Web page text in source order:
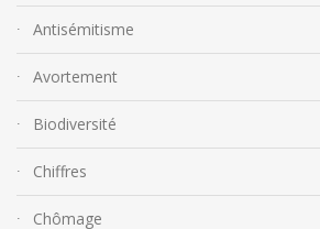
Antisémitisme
Avortement
Biodiversité
Chiffres
Chômage